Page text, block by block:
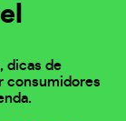
dicas de
consumidores